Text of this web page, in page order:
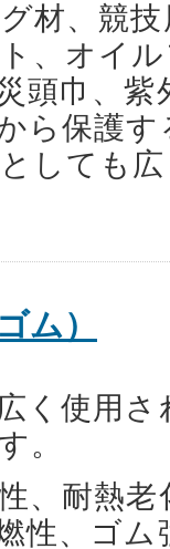
材、競
、オイ
頭巾、紫
ら保護
しても
ム）
く使用
。
、耐熱老
性、ゴム